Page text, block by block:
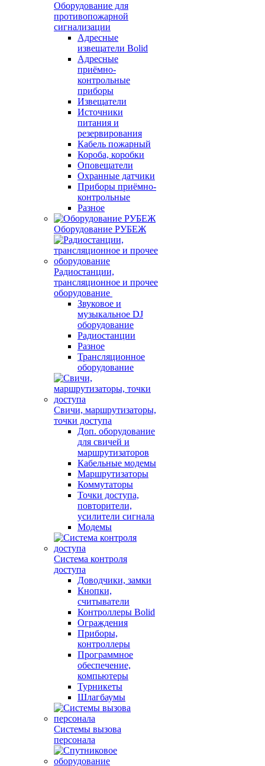
Оборудование для
противопожарной
сигнализации
Адресные
извещатели Bolid
Адресные
приёмно-
контрольные
приборы
Извещатели
Источники
питания и
резервирования
Кабель пожарный
Короба, коробки
Оповещатели
Охранные датчики
Приборы приёмно-
контрольные
Разное
Оборудование РУБЕЖ
Радиостанции,
трансляционное и прочее
оборудование
Звуковое и
музыкальное DJ
оборудование
Радиостанции
Разное
Трансляционное
оборудование
Свичи, маршрутизаторы,
точки доступа
Доп. оборудование
для свичей и
маршрутизаторов
Кабельные модемы
Маршрутизаторы
Коммутаторы
Точки доступа,
повторители,
усилители сигнала
Модемы
Система контроля
доступа
Доводчики, замки
Кнопки,
считыватели
Контроллеры Bolid
Ограждения
Приборы,
контроллеры
Программное
обеспечение,
компьютеры
Турникеты
Шлагбаумы
Системы вызова
персонала